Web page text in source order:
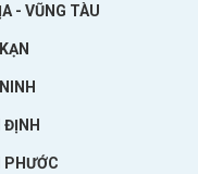
- VŨNG TÀU
ĐỊNH
PHƯỚC